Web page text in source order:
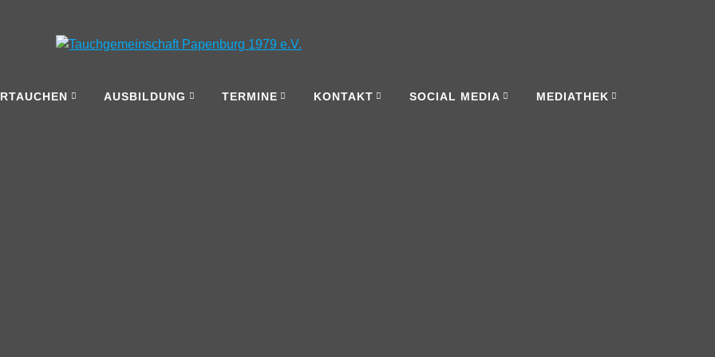
AUSBILDUNG TERMINE KONTAKT SOCIAL MEDIA MEDIATHEK